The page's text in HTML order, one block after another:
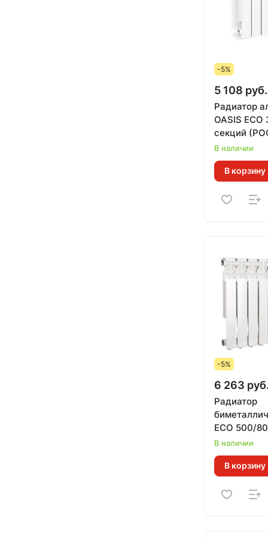
-5%
5 108 руб.
Радиатор
OASIS
секций
гарантия 10
0,110 кВт за
В наличии
В корзину
-5%
6 263 руб.
Радиатор
ECO 500/
В наличии
В корзину